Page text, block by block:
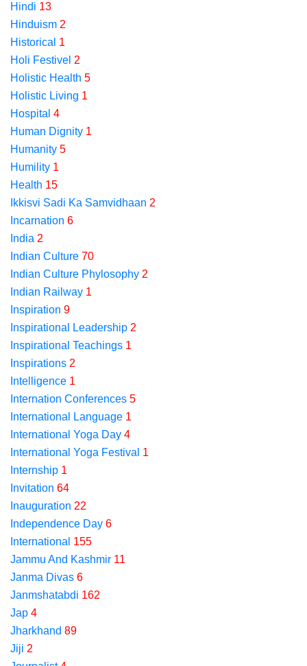
Hindi 13
Hinduism 2
Historical 1
Holi Festivel 2
Holistic Health 5
Holistic Living 1
Hospital 4
Human Dignity 1
Humanity 5
Humility 1
Health 15
Ikkisvi Sadi Ka Samvidhaan 2
Incarnation 6
India 2
Indian Culture 70
Indian Culture Phylosophy 2
Indian Railway 1
Inspiration 9
Inspirational Leadership 2
Inspirational Teachings 1
Inspirations 2
Intelligence 1
Internation Conferences 5
International Language 1
International Yoga Day 4
International Yoga Festival 1
Internship 1
Invitation 64
Inauguration 22
Independence Day 6
International 155
Jammu And Kashmir 11
Janma Divas 6
Janmshatabdi 162
Jap 4
Jharkhand 89
Jiji 2